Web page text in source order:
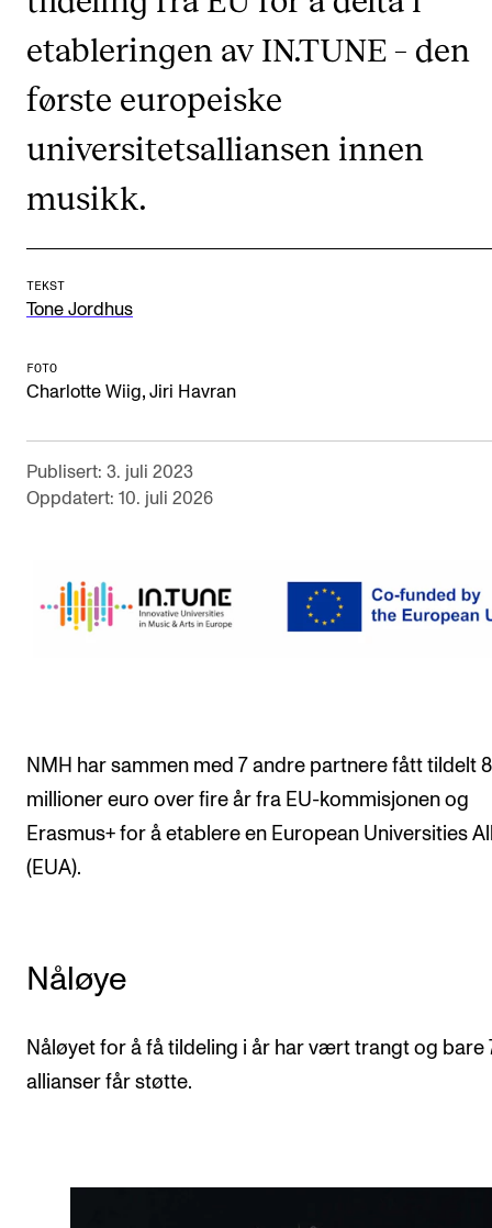
CREMAH
NordART
Prosjekter
INTERNASJONALT
Utveksling
Internasjonal strategi
Nettverk
AKTUELT
Ledige stillinger
Kontakt oss
Finn ansatte
For ansatte og studenter
etableringen av IN.TUNE – den
første europeiske
universitetsalliansen innen
musikk.
TEKST
Tone Jordhus
FOTO
Charlotte Wiig, Jiri Havran
Publisert: 3. juli 2023
Oppdatert: 10. juli 2026
NMH har sammen med 7 andre partnere fått tildelt
millioner euro over fire år fra EU-kommisjonen og
Erasmus+ for å etablere en European Universities
(EUA).
Nåløye
Nåløyet for å få tildeling i år har vært trangt og bare
allianser får støtte.